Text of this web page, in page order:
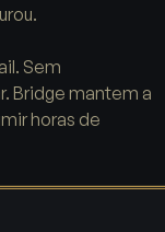
Sem
Bridge mantem a
horas de